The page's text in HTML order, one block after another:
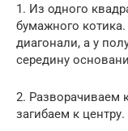
1. Из одного
бумажного
диагонали, а у
середину
2. Разворачиваем
загибаем к центру.